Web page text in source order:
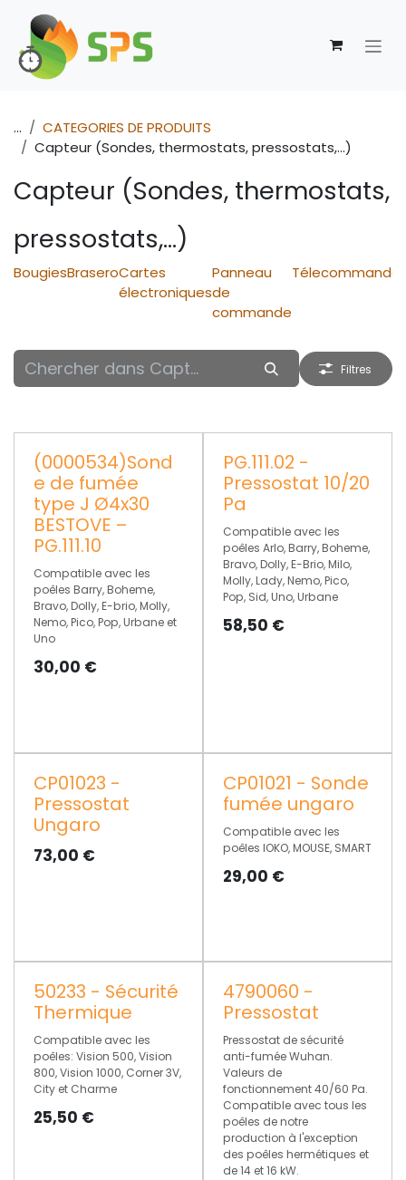
Se rendre au contenu
...
CATEGORIES DE PRODUITS
Capteur (Sondes, thermostats, pressostats,...)
Capteur (Sondes, thermostats,
pressostats,...)
BougiesBraseroCartes
électroniques
Panneau
de
commande
Filtres
(0000534)Sond
e de fumée
type J Ø4x30
BESTOVE –
PG.111.10
Compatible avec les
poêles Barry, Boheme,
Bravo, Dolly, E-brio, Molly,
Nemo, Pico, Pop, Urbane et
Uno
30,00 €
PG.111.02 -
Pressostat 10/20
Pa
Compatible avec les
poêles Arlo, Barry, Boheme,
Bravo, Dolly, E-Brio, Milo,
Molly, Lady, Nemo, Pico,
Pop, Sid, Uno, Urbane
58,50 €
CP01023 -
Pressostat
Ungaro
73,00 €
CP01021 - Sonde
fumée ungaro
Compatible avec les
poêles IOKO, MOUSE, SMART
29,00 €
50233 - Sécurité
Thermique
Compatible avec les
poêles: Vision 500, Vision
800, Vision 1000, Corner 3V,
City et Charme
25,50 €
4790060 -
Pressostat
Pressostat de sécurité
anti-fumée Wuhan.
Valeurs de
fonctionnement 40/60 Pa.
Compatible avec tous les
poêles de notre
production à l'exception
des poêles hermétiques et
de 14 et 16 kW.